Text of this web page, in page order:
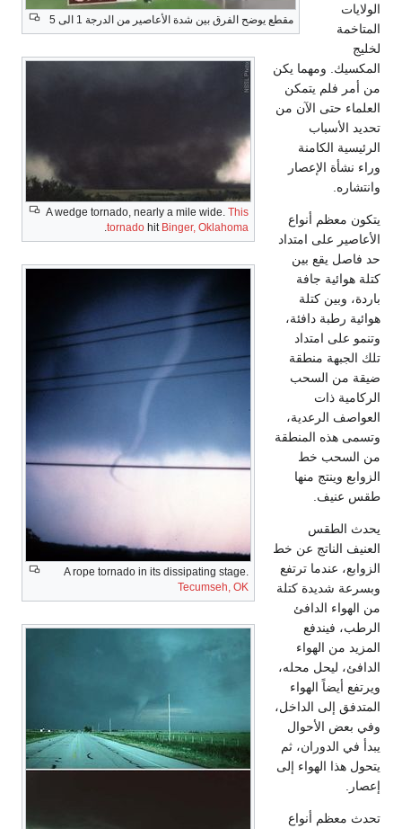
مقطع يوضح الفرق بين شدة الأعاصير من الدرجة 1 الى 5
A wedge tornado, nearly a mile wide. This
tornado hit Binger, Oklahoma
A rope tornado in its dissipating stage.
Tecumseh, OK
الولايات
المتاخمة
لخليج
المكسيك. ومهما يكن
من أمر فلم يتمكن
العلماء حتى الآن من
تحديد الأسباب
الرئيسية الكامنة
وراء نشأة الإعصار
وانتشاره.
يتكون معظم أنواع
الأعاصير على امتداد
حد فاصل يقع بين
كتلة هوائية جافة
باردة، وبين كتلة
هوائية رطبة دافئة،
وتنمو على امتداد
تلك الجبهة منطقة
ضيقة من السحب
الركامية ذات
العواصف الرعدية،
وتسمى هذه المنطقة
من السحب خط
الزوابع وينتج منها
طقس عنيف.
يحدث الطقس
العنيف الناتج عن خط
الزوابع، عندما ترتفع
وبسرعة شديدة كتلة
من الهواء الدافئ
الرطب، فيندفع
المزيد من الهواء
الدافئ، ليحل محله،
ويرتفع أيضاً الهواء
المتدفق إلى الداخل،
وفي بعض الأحوال
يبدأ في الدوران، ثم
يتحول هذا الهواء إلى
إعصار.
تحدث معظم أنواع